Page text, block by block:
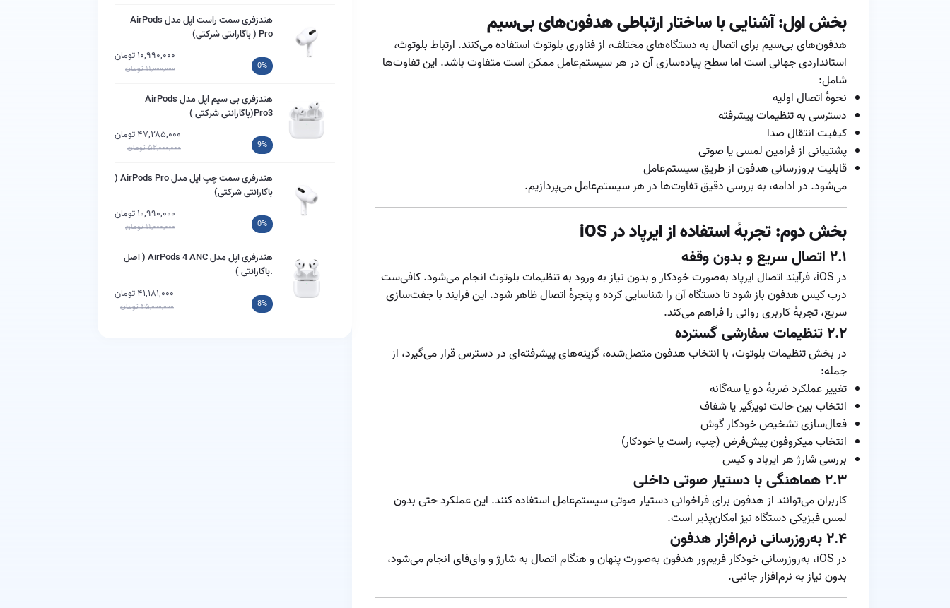
میکروفون ایرپاد در
تماس‌های صوتی
تشخیص اصل بودن
چراغ LED جعبه
چگونه ایرپاد خود را
برای بهترین تجربه
صوتی تنظیم کنیم؟
شده را پیدا کنیم
چگونه ایرپادهای
خود را برای بهترین
ایرپاد
مشکلات رایج ایرپاد:
از اتصال تا کیفیت
ورزش
بخش اول: آشنایی با ساختار ارتباطی هدفون‌های بی‌سیم
هدفون‌های بی‌سیم برای اتصال به دستگاه‌های مختلف، از فناوری بلوتوث استفاده می‌کنند. ارتباط بلوتوث،
استانداردی جهانی است اما سطح پیاده‌سازی آن در هر سیستم‌عامل ممکن است متفاوت باشد. این تفاوت‌ها
شامل:
نحوه‌ٔ اتصال اولیه
دسترسی به تنظیمات پیشرفته
کیفیت انتقال صدا
پشتیبانی از فرامین لمسی یا صوتی
قابلیت بروزرسانی هدفون از طریق سیستم‌عامل
می‌شود. در ادامه، به بررسی دقیق تفاوت‌ها در هر سیستم‌عامل می‌پردازیم.
بخش دوم: تجربه‌ٔ استفاده از ایرپاد در iOS
۲.۱ اتصال سریع و بدون وقفه
در iOS، فرآیند اتصال ایرپاد به‌صورت خودکار و بدون نیاز به ورود به تنظیمات بلوتوث انجام می‌شود. کافی‌ست
درب کیس هدفون باز شود تا دستگاه آن را شناسایی کرده و پنجره‌ٔ اتصال ظاهر شود. این فرایند با جفت‌سازی
سریع، تجربه‌ٔ کاربری روانی را فراهم می‌کند.
۲.۲ تنظیمات سفارشی گسترده
در بخش تنظیمات بلوتوث، با انتخاب هدفون متصل‌شده، گزینه‌های پیشرفته‌ای در دسترس قرار می‌گیرد، از
جمله:
تغییر عملکرد ضربه‌ٔ دو یا سه‌گانه
انتخاب بین حالت نویزگیر یا شفاف
فعال‌سازی تشخیص خودکار گوش
انتخاب میکروفون پیش‌فرض (چپ، راست یا خودکار)
بررسی شارژ هر ایرباد و کیس
۲.۳ هماهنگی با دستیار صوتی داخلی
کاربران می‌توانند از هدفون برای فراخوانی دستیار صوتی سیستم‌عامل استفاده کنند. این عملکرد حتی بدون
لمس فیزیکی دستگاه نیز امکان‌پذیر است.
۲.۴ به‌روزرسانی نرم‌افزار هدفون
در iOS، به‌روزرسانی خودکار فریم‌ور هدفون به‌صورت پنهان و هنگام اتصال به شارژ و وای‌فای انجام می‌شود،
بدون نیاز به نرم‌افزار جانبی.
هندزفری سمت راست اپل مدل AirPods
Pro ( باگارانتی شرکتی)
۱۰,۹۹۰,۰۰۰ تومان
۱۱,۰۰۰,۰۰۰ تومان 0%
هندزفری بی سیم اپل مدل AirPods
Pro3(باگارانتی شرکتی )
۴۷,۲۸۵,۰۰۰ تومان
۵۲,۰۰۰,۰۰۰ تومان 9%
هندزفری سمت چپ اپل مدل AirPods Pro (
باگارانتی شرکتی)
۱۰,۹۹۰,۰۰۰ تومان
۱۱,۰۰۰,۰۰۰ تومان 0%
هندزفری اپل مدل AirPods 4 ANC ( اصل
.باگارانتی )
۴۱,۱۸۱,۰۰۰ تومان
۴۵,۰۰۰,۰۰۰ تومان 8%